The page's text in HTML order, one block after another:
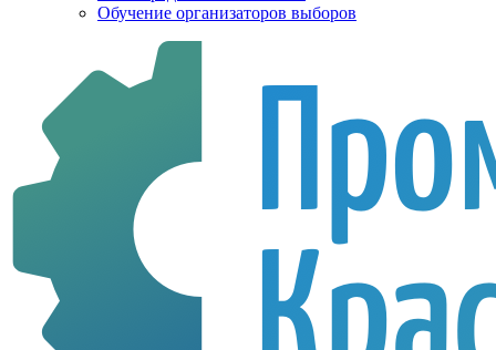
Обучение организаторов выборов